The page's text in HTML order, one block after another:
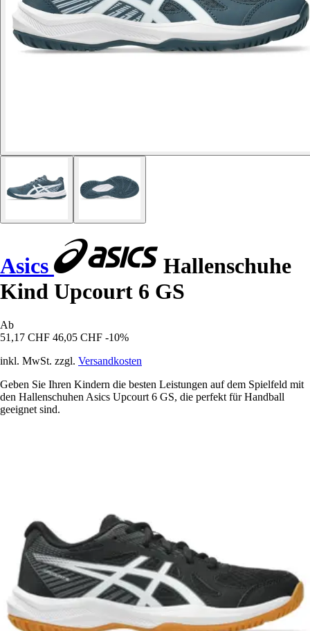
Asics
Hallenschuhe
Kind Upcourt 6 GS
Ab
51,17 CHF 46,05 CHF -10%
inkl. MwSt. zzgl. Versandkosten
Geben Sie Ihren Kindern die besten Leistungen auf dem Spielfeld mit
den Hallenschuhen Asics Upcourt 6 GS, die perfekt für Handball
geeignet sind.